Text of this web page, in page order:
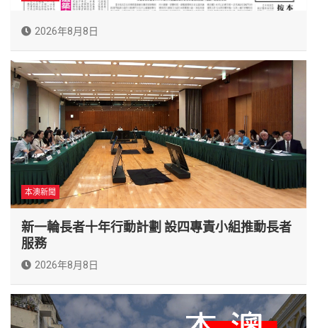
2026年8月8日
本澳新聞
新一輪長者十年行動計劃 設四專責小組推動長者
服務
2026年8月8日